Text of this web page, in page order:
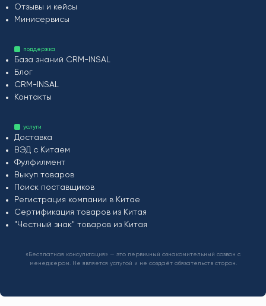
Отзывы и кейсы
Минисервисы
поддержка
База знаний CRM-INSAL
Блог
CRM-INSAL
Контакты
услуги
Доставка
ВЭД с Китаем
Фулфилмент
Выкуп товаров
Поиск поставщиков
Регистрация компании в Китае
Сертификация товаров из Китая
"Честный знак" товаров из Китая
«Бесплатная консультация» — это первичный ознакомительный созвон с
менеджером. Не является услугой и не создаёт обязательств сторон.